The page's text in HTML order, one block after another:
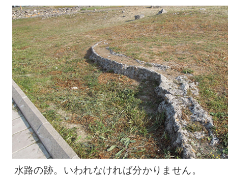
水路の跡。いわれなければ分かりません。